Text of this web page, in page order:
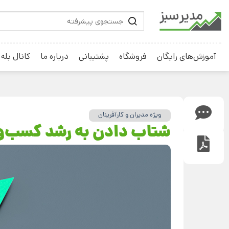
آموزش‌های رایگان فروشگاه پشتیبانی درباره ما کانال بله
ویژه مدیران و کارآفرینان
شتاب دادن به رشد